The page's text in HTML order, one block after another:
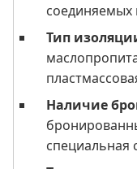
соединяемых
Тип
Наличие
специальная